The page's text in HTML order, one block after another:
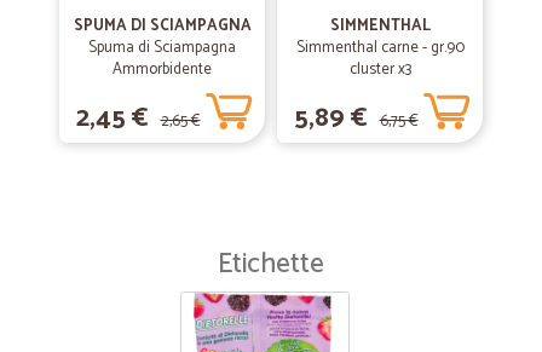
SPUMA DI SCIAMPAGNA
Spuma di Sciampagna
Ammorbidente
Concentrato Carezza
d'Argan 600 ml
2,45 € 2,65 €
SIMMENTHAL
Simmenthal carne - gr.90
cluster x3
5,89 € 6,75 €
Etichette